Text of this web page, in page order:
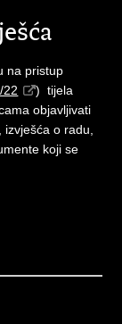
na pristup
22
) tijela
objavljivati
o radu,
koji se